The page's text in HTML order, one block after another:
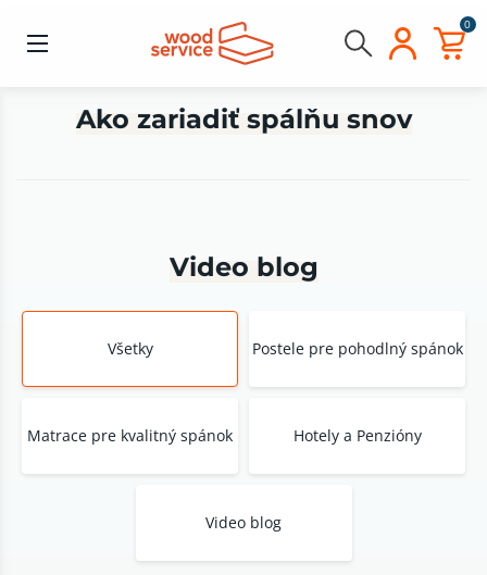
0
Ako zariadiť spálňu snov
Video blog
Všetky Postele pre pohodlný spánok
Matrace pre kvalitný spánok Hotely a Penzióny
Video blog